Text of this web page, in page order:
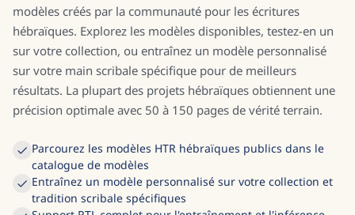
modèles créés par la communauté pour les écritures
hébraïques. Explorez les modèles disponibles, testez-en un
sur votre collection, ou entraînez un modèle personnalisé
sur votre main scribale spécifique pour de meilleurs
résultats. La plupart des projets hébraïques obtiennent une
précision optimale avec 50 à 150 pages de vérité terrain.
Parcourez les modèles HTR hébraïques publics dans le
catalogue de modèles
Entraînez un modèle personnalisé sur votre collection et
tradition scribale spécifiques